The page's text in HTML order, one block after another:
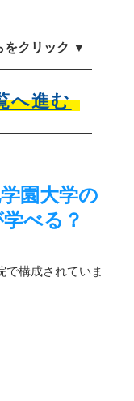
をクリック ▼
へ進む
園大学の
べる？
で構成されていま